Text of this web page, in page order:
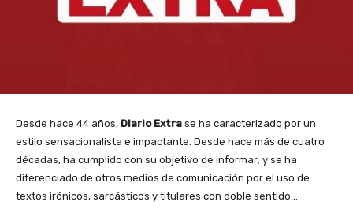
Desde hace 44 años, Diario Extra se ha caracterizado por un
estilo sensacionalista e impactante. Desde hace más de cuatro
décadas, ha cumplido con su objetivo de informar; y se ha
diferenciado de otros medios de comunicación por el uso de
textos irónicos, sarcásticos y titulares con doble sentido…